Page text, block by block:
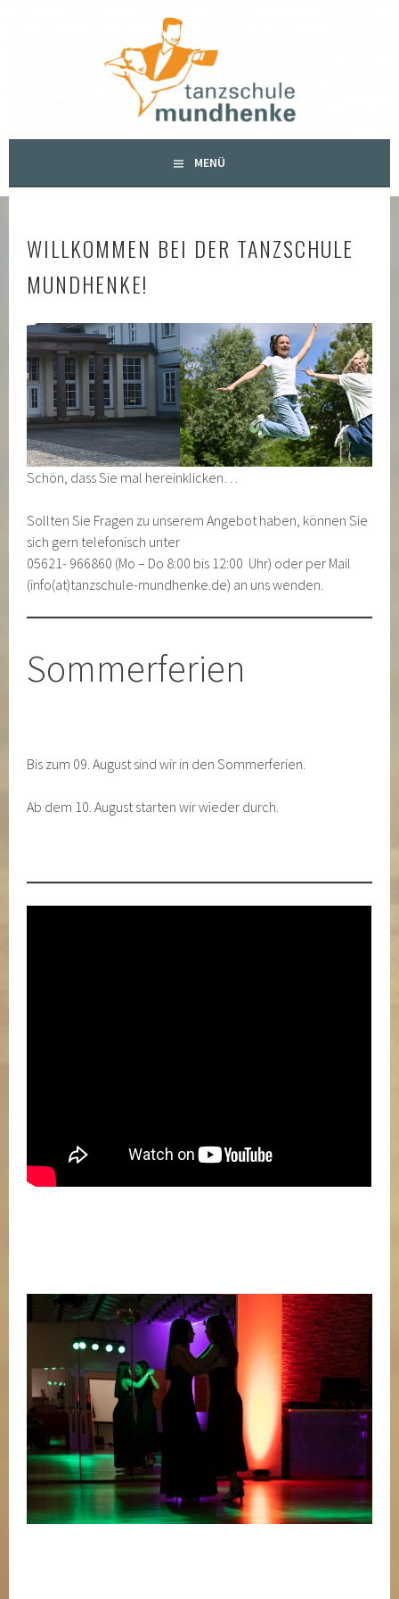
TANZSCHULE MUNDHENKE
MENÜ
WILLKOMMEN BEI DER TANZSCHULE
MUNDHENKE!
Schön, dass Sie mal hereinklicken…
Sollten Sie Fragen zu unserem Angebot haben, können Sie
sich gern telefonisch unter
05621- 966860 (Mo – Do 8:00 bis 12:00 Uhr) oder per Mail
(info(at)tanzschule-mundhenke.de) an uns wenden.
Sommerferien
Bis zum 09. August sind wir in den Sommerferien.
Ab dem 10. August starten wir wieder durch.